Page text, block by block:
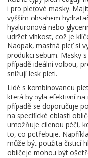
i pro pleťové masky.
vyšším obsahem
hyaluronová nebo
udržet vlhkost, což je
Naopak, mastná pleť si
produkci sebum. Masky
případě ideální volbou,
snižují lesk pleti.
Lidé s kombinovanou
která by byla efektivní
případě se doporučuje
na specifické oblasti
umožňuje cílenou péči,
to, co potřebuje.
může být použita čisticí
obličeje mohou být